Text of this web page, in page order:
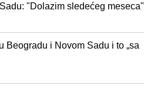
"Dolazim sledećeg meseca"
i Novom Sadu i to „sa